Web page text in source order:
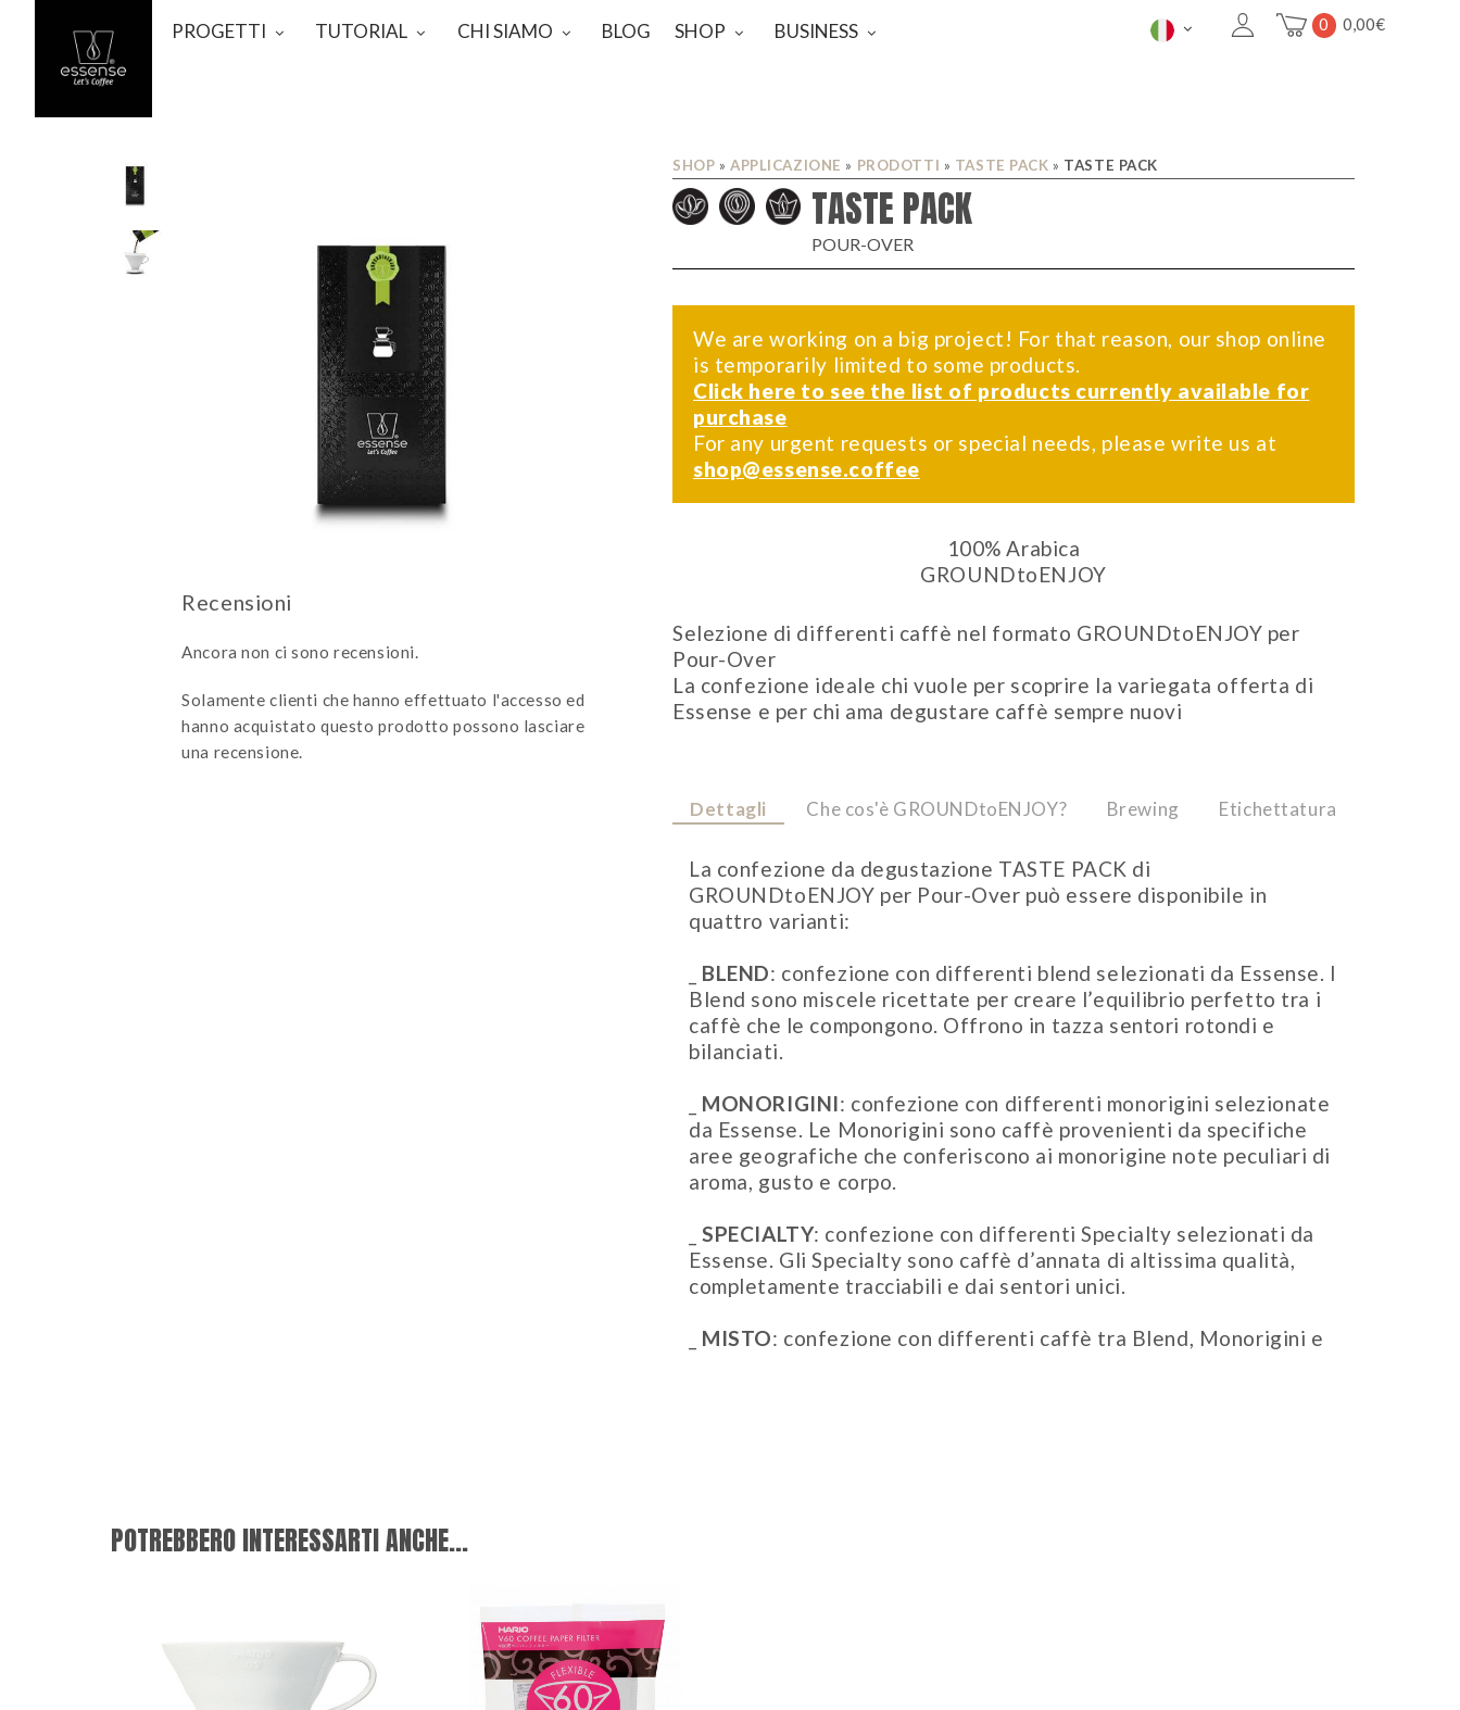
PROGETTI TUTORIAL CHI SIAMO BLOG SHOP BUSINESS 0 0,00€
Ancora non ci sono recensioni.
Solamente clienti che hanno effettuato l'accesso ed
hanno acquistato questo prodotto possono lasciare
una recensione.
SHOP » APPLICAZIONE » PRODOTTI » TASTE PACK » TASTE PACK
TASTE PACK
POUR-OVER
We are working on a big project! For that reason, our shop online
is temporarily limited to some products.
Click here to see the list of products currently available for
purchase
For any urgent requests or special needs, please write us at
shop@essense.coffee
100% Arabica
GROUNDtoENJOY
Selezione di differenti caffè nel formato GROUNDtoENJOY per
Pour-Over
La confezione ideale chi vuole per scoprire la variegata offerta di
Essense e per chi ama degustare caffè sempre nuovi
Dettagli Che cos'è GROUNDtoENJOY? Brewing Etichettatura
La confezione da degustazione TASTE PACK di
GROUNDtoENJOY per Pour-Over può essere disponibile in
quattro varianti:
BLEND: confezione con differenti blend selezionati da Essense. I
Blend sono miscele ricettate per creare l’equilibrio perfetto tra i
caffè che le compongono. Offrono in tazza sentori rotondi e
bilanciati.
MONORIGINI: confezione con differenti monorigini selezionate
da Essense. Le Monorigini sono caffè provenienti da specifiche
aree geografiche che conferiscono ai monorigine note peculiari di
aroma, gusto e corpo.
_SPECIALTY: confezione con differenti Specialty selezionati da
Essense. Gli Specialty sono caffè d’annata di altissima qualità,
completamente tracciabili e dai sentori unici.
MISTO: confezione con differenti caffè tra Blend, Monorigini e
POTREBBERO INTERESSARTI ANCHE...